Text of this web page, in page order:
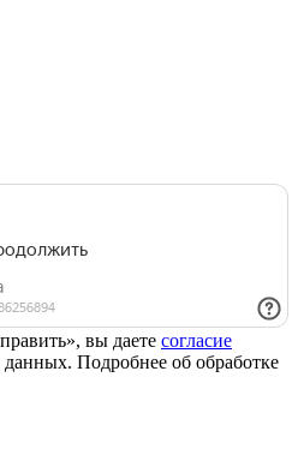
вы даете согласие
Подробнее об обработке